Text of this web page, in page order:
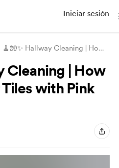
Iniciar sesión
🧹🧤✨ Hallway Cleaning | How to Clean Fl
Cleaning | How
with Pink